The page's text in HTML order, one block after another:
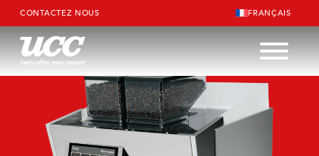
CONTACTEZ NOUS FRANÇAIS